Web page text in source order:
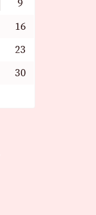
9
16
23
30